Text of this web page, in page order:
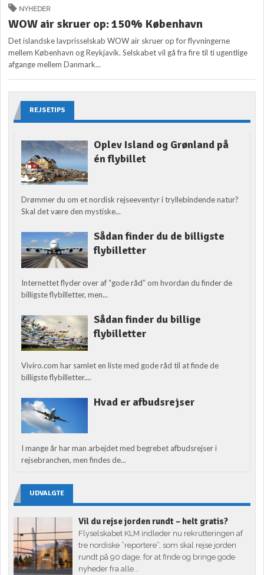
NYHEDER
WOW air skruer op: 150% København
Det islandske lavprisselskab WOW air skruer op for flyvningerne
mellem København og Reykjavik. Selskabet vil gå fra fire til ti ugentlige
afgange mellem Danmark...
REJSETIPS
Oplev Island og Grønland på
én flybillet
Drømmer du om et nordisk rejseeventyr i tryllebindende natur?
Skal det være den mystiske...
Sådan finder du de billigste
flybilletter
Internettet flyder over af “gode råd” om hvordan du finder de
billigste flybilletter, men...
Sådan finder du billige
flybilletter
Viviro.com har samlet en liste med gode råd til at finde de
billigste flybilletter....
Hvad er afbudsrejser
I mange år har man arbejdet med begrebet afbudsrejser i
rejsebranchen, men findes de...
UDVALGTE
Vil du rejse jorden rundt – helt gratis?
Flyselskabet KLM indleder nu rekrutteringen af
tre nordiske ”reportere”, som skal rejse jorden
rundt på 90 dage, for at finde og bringe gode
nyheder fra alle...